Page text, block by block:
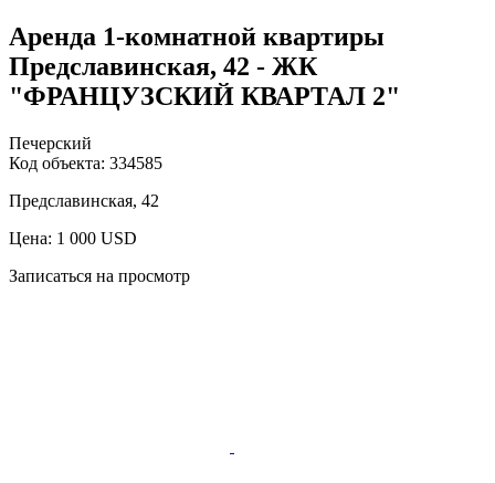
Аренда 1-комнатной квартиры
Предславинская, 42 - ЖК
"ФРАНЦУЗСКИЙ КВАРТАЛ 2"
Печерский
Код объекта: 334585
Предславинская, 42
Цена: 1 000 USD
Записаться на просмотр